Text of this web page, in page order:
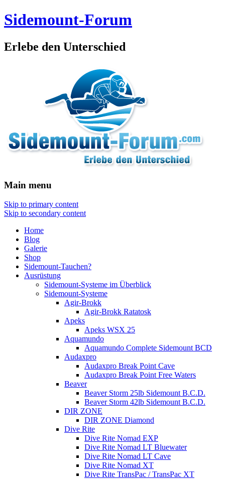
Sidemount-Forum
Erlebe den Unterschied
Main menu
Skip to primary content
Skip to secondary content
Home
Blog
Galerie
Shop
Sidemount-Tauchen?
Ausrüstung
Sidemount-Systeme im Überblick
Sidemount-Systeme
Agir-Brokk
Agir-Brokk Ratatosk
Apeks
Apeks WSX 25
Aquamundo
Aquamundo Complete Sidemount BCD
Audaxpro
Audaxpro Break Point Cave
Audaxpro Break Point Free Waters
Beaver
Beaver Storm 25lb Sidemount B.C.D.
Beaver Storm 42lb Sidemount B.C.D.
DIR ZONE
DIR ZONE Diamond
Dive Rite
Dive Rite Nomad EXP
Dive Rite Nomad LT Bluewater
Dive Rite Nomad LT Cave
Dive Rite Nomad XT
Dive Rite TransPac / TransPac XT